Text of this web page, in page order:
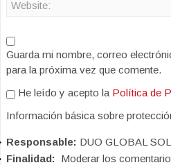
Guarda mi nombre, correo
para la próxima vez que comente.
He leído y acepto la Política de
Información básica sobre
Responsable: DUO GLOBAL
Finalidad: Moderar los